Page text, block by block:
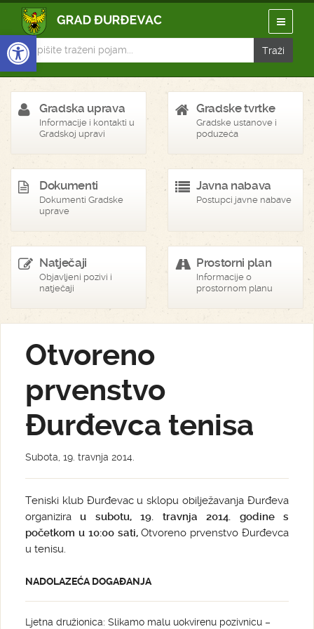
Open toolbar
Gradska uprava
Informacije i kontakti u
Gradskoj upravi
Gradske tvrtke
Gradske ustanove i
poduzeća
Dokumenti
Dokumenti Gradske
uprave
Javna nabava
Postupci javne nabave
Natječaji
Objavljeni pozivi i
natječaji
Prostorni plan
Informacije o
prostornom planu
Otvoreno
prvenstvo
Đurđevca tenisa
Subota, 19. travnja 2014.
Teniski klub Đurđevac u sklopu obilježavanja Đurđeva
organizira u subotu, 19. travnja 2014. godine s
početkom u 10:00 sati,Otvoreno prvenstvo Đurđevca
u tenisu.
NADOLAZEĆA DOGAĐANJA
Ljetna družionica: Slikamo malu uokvirenu pozivnicu –